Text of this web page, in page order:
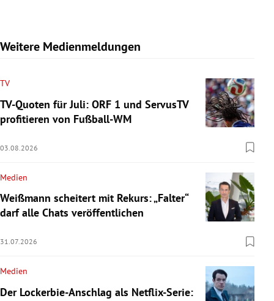
Weitere Medienmeldungen
TV
TV-Quoten für Juli: ORF 1 und ServusTV
profitieren von Fußball-WM
03.08.2026
Medien
Weißmann scheitert mit Rekurs: „Falter“
darf alle Chats veröffentlichen
31.07.2026
Medien
Der Lockerbie-Anschlag als Netflix-Serie: